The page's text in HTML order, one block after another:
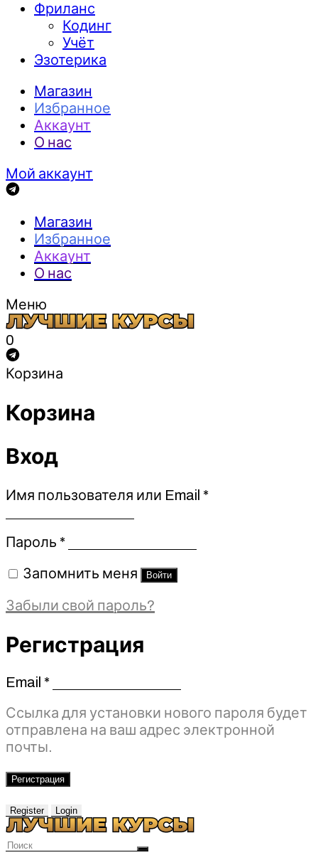
Фриланс
Кодинг
Учёт
Эзотерика
Магазин
Избранное
Аккаунт
О нас
Мой аккаунт
Магазин
Избранное
Аккаунт
О нас
Меню
0
Корзина
Корзина
Вход
Имя пользователя или Email *Обязательно
Пароль *Обязательно
Запомнить меня Войти
Забыли свой пароль?
Регистрация
Email *Обязательно
Ссылка для установки нового пароля будет
отправлена ​​на ваш адрес электронной
почты.
Регистрация
Register Login